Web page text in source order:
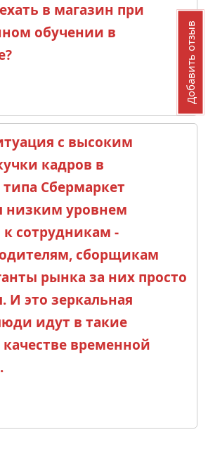
в магазин при
обучении в
с высоким
кадров в
Сбермаркет
низким уровнем
сотрудникам -
сборщикам
рынка за них просто
И это зеркальная
идут в такие
временной
Добавить отзыв